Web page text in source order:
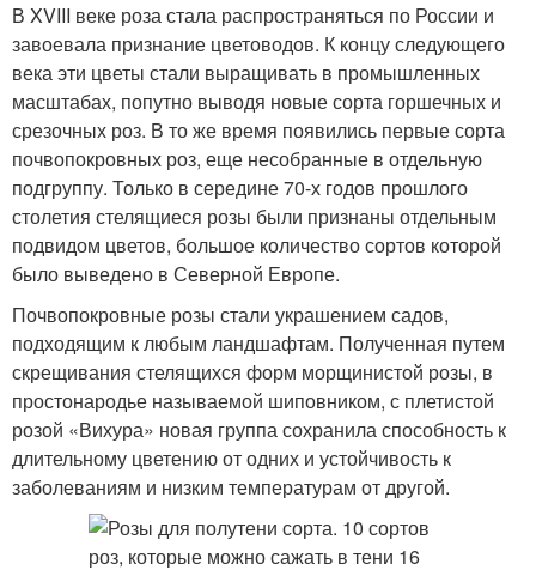
В XVIII веке роза стала распространяться по России и
завоевала признание цветоводов. К концу следующего
века эти цветы стали выращивать в промышленных
масштабах, попутно выводя новые сорта горшечных и
срезочных роз. В то же время появились первые сорта
почвопокровных роз, еще несобранные в отдельную
подгруппу. Только в середине 70-х годов прошлого
столетия стелящиеся розы были признаны отдельным
подвидом цветов, большое количество сортов которой
было выведено в Северной Европе.
Почвопокровные розы стали украшением садов,
подходящим к любым ландшафтам. Полученная путем
скрещивания стелящихся форм морщинистой розы, в
простонародье называемой шиповником, с плетистой
розой «Вихура» новая группа сохранила способность к
длительному цветению от одних и устойчивость к
заболеваниям и низким температурам от другой.